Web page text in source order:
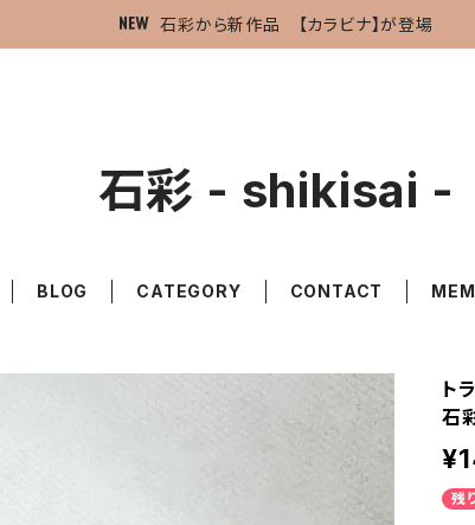
石彩から新作品 【カラビナ】が登場
石彩 - shikisai -
BLOG CATEGORY CONTACT
ト
石
残